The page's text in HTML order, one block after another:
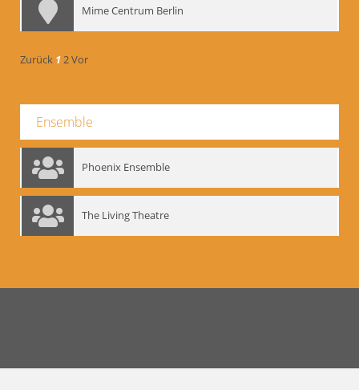
Mime Centrum Berlin
Zurück 12Vor
Ensemble
Phoenix Ensemble
The Living Theatre